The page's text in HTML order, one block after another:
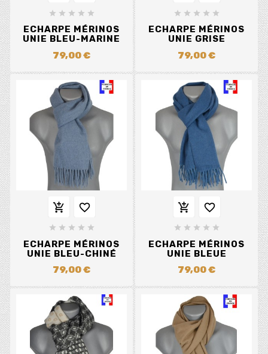
    
ECHARPE MÉRINOS
UNIE BLEU-MARINE
79,00 €
    
ECHARPE MÉRINOS
UNIE GRISE
79,00 €
 
    
ECHARPE MÉRINOS
UNIE BLEU-CHINÉ
79,00 €
 
    
ECHARPE MÉRINOS
UNIE BLEUE
79,00 €